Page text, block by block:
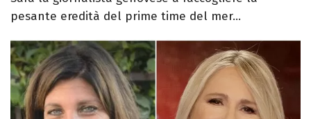
pesante eredità del prime time del mer...